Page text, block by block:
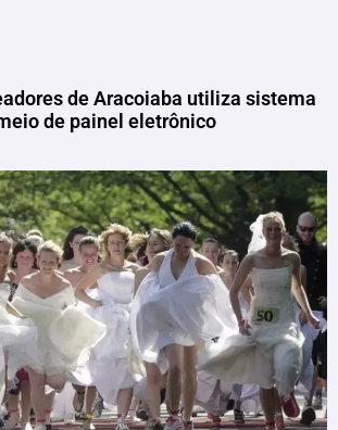
de Aracoiaba utiliza sistema
de painel eletrônico